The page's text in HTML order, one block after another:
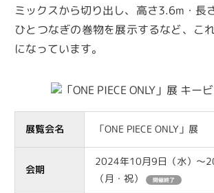
ミックスから切り出し、⾼さ3.6m・⻑
ひとつなぎの巻物を展示するなど、こ
になっています。
展覧会名 「ONE PIECE ONLY」展
会期
2024年10月9日（水）～
（月・祝）
開催終了